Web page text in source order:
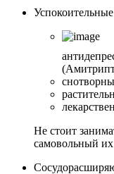
Не стоит
самовольный